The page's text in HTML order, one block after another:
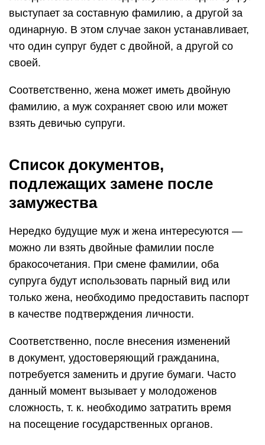
выступает за составную фамилию, а другой за
одинарную. В этом случае закон устанавливает,
что один супруг будет с двойной, а другой со
своей.
Соответственно, жена может иметь двойную
фамилию, а муж сохраняет свою или может
взять девичью супруги.
Список документов,
подлежащих замене после
замужества
Нередко будущие муж и жена интересуются —
можно ли взять двойные фамилии после
бракосочетания. При смене фамилии, оба
супруга будут использовать парный вид или
только жена, необходимо предоставить паспорт
в качестве подтверждения личности.
Соответственно, после внесения изменений
в документ, удостоверяющий гражданина,
потребуется заменить и другие бумаги. Часто
данный момент вызывает у молодоженов
сложность, т. к. необходимо затратить время
на посещение государственных органов.